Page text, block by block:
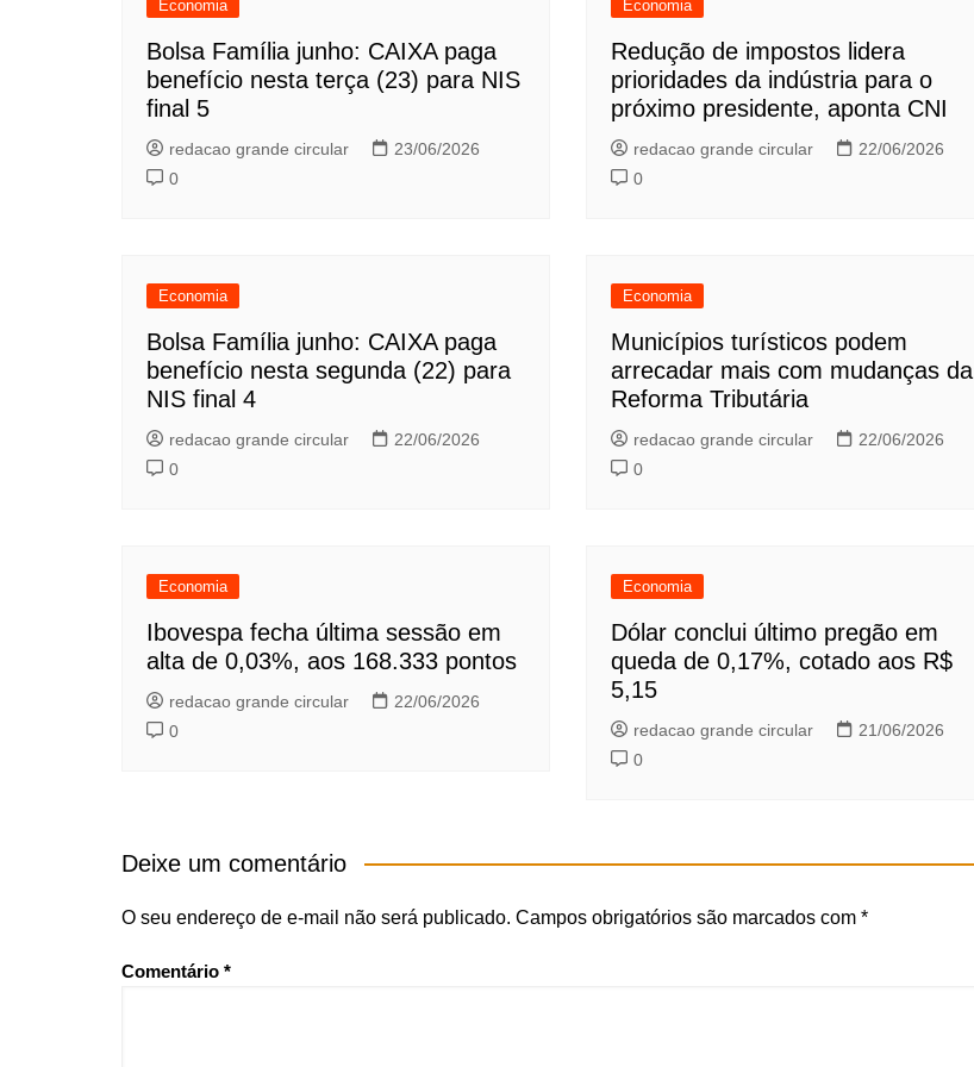
Economia
Bolsa Família junho: CAIXA paga
benefício nesta terça (23) para NIS
final 5
redacao grande circular
23/06/2026
0
Economia
Redução de impostos lidera
prioridades da indústria para o
próximo presidente, aponta CNI
redacao grande circular
22/06/2026
0
Economia
Bolsa Família junho: CAIXA paga
benefício nesta segunda (22) para
NIS final 4
redacao grande circular
22/06/2026
0
Economia
Municípios turísticos podem
arrecadar mais com mudanças da
Reforma Tributária
redacao grande circular
22/06/2026
0
Economia
Ibovespa fecha última sessão em
alta de 0,03%, aos 168.333 pontos
redacao grande circular
22/06/2026
0
Economia
Dólar conclui último pregão em
queda de 0,17%, cotado aos R$
5,15
redacao grande circular
21/06/2026
0
Deixe um comentário
O seu endereço de e-mail não será publicado. Campos obrigatórios são marcados com *
Comentário *